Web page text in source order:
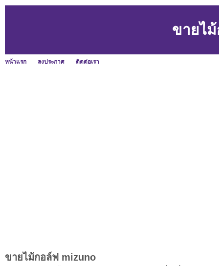
ขายไ
หน้าแรก ลงประกาศ ติดต่อเรา
ขายไม้กอล์ฟ mizuno